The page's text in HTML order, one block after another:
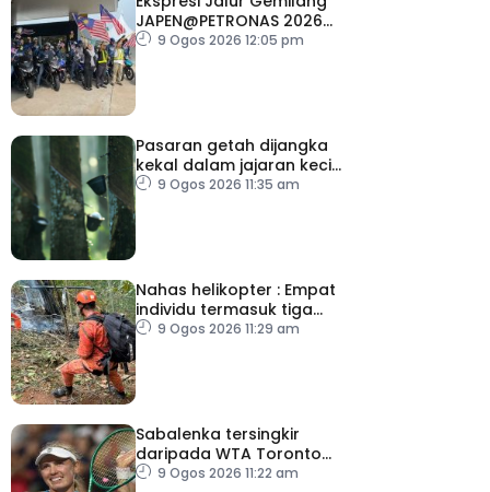
JAPEN@PETRONAS 2026
dilancar serentak di 15
9 Ogos 2026 12:05 pm
Pasaran getah dijangka
kekal dalam jajaran kecil
minggu depan
9 Ogos 2026 11:35 am
Nahas helikopter : Empat
individu termasuk tiga
pelancong Columbia
9 Ogos 2026 11:29 am
Sabalenka tersingkir
daripada WTA Toronto
Masters
9 Ogos 2026 11:22 am